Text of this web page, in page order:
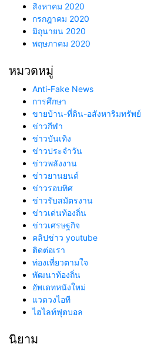
สิงหาคม 2020
กรกฎาคม 2020
มิถุนายน 2020
พฤษภาคม 2020
หมวดหมู่
Anti-Fake News
การศึกษา
ขายบ้าน-ที่ดิน-อสังหาริมทรัพย์
ข่าวกีฬา
ข่าวบันเทิง
ข่าวประจำวัน
ข่าวพลังงาน
ข่าวยานยนต์
ข่าวรอบทิศ
ข่าวรับสมัตรงาน
ข่าวเด่นท้องถิ่น
ข่าวเศรษฐกิจ
คลิปข่าว youtube
ติดต่อเรา
ท่องเที่ยวตามใจ
พัฒนาท้องถิ่น
อัพเดทหนังใหม่
แวดวงไอที
ไฮไลท์ฟุตบอล
นิยาม